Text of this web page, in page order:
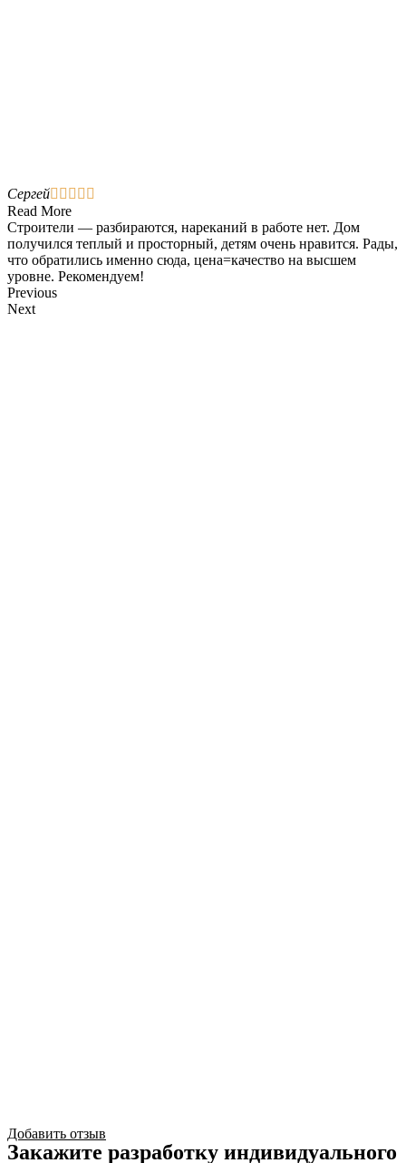
Сергей    
Read More
Строители — разбираются, нареканий в работе нет. Дом
получился теплый и просторный, детям очень нравится. Рады,
что обратились именно сюда, цена=качество на высшем
уровне. Рекомендуем!
Previous
Next
Добавить отзыв
Закажите разработку индивидуального